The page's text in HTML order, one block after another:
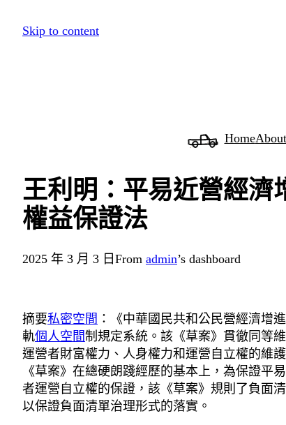
跳
Skip to content
HomeAbout
王利明：平易近營經濟
權益保證法
2025 年 3 月 3 日 From admin’s dashboard
摘要私密空間 ：《中華國民共和公民營經濟增
軌個人空間制規定系統。該《草案》貫徹同等
運營者財富權力、人身權力和運營自立權的維
《草案》在總硬朗踐經歷的基本上，為保證
者運營自立權的保證，該《草案》規則了負面
以保證負面清單治理形式的落實。